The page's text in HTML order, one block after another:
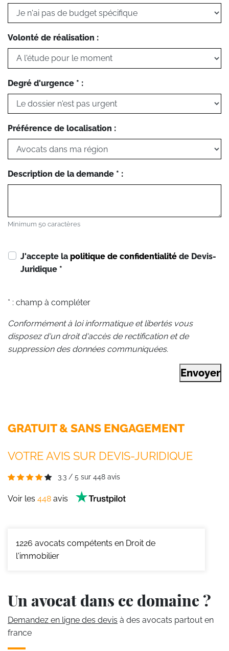
Volonté de réalisation :
Degré d'urgence * :
Préférence de localisation :
Description de la demande * :
Minimum 50 caractères
J'accepte la politique de confidentialité de Devis-
Juridique *
* : champ à compléter
Conformément à loi informatique et libertés vous
disposez d'un droit d'accès de rectification et de
suppression des données communiquées.
Envoyer
GRATUIT & SANS ENGAGEMENT
VOTRE AVIS SUR DEVIS-JURIDIQUE
3.3 / 5 sur 448 avis
Voir les 448 avis
1226 avocats compétents en Droit de
l'immobilier
Un avocat dans ce domaine ?
Demandez en ligne des devis à des avocats partout en
france